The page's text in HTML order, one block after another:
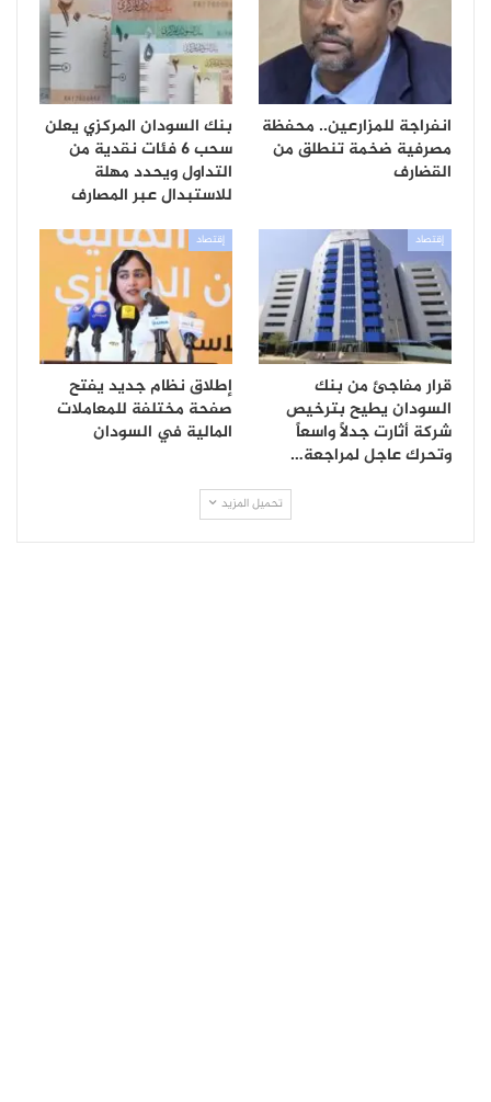
انفراجة للمزارعين.. محفظة
مصرفية ضخمة تنطلق من
القضارف
بنك السودان المركزي يعلن
سحب 6 فئات نقدية من
التداول ويحدد مهلة
للاستبدال عبر المصارف
إقتصاد
قرار مفاجئ من بنك
السودان يطيح بترخيص
شركة أثارت جدلاً واسعاً
وتحرك عاجل لمراجعة…
إقتصاد
إطلاق نظام جديد يفتح
صفحة مختلفة للمعاملات
المالية في السودان
تحميل المزيد